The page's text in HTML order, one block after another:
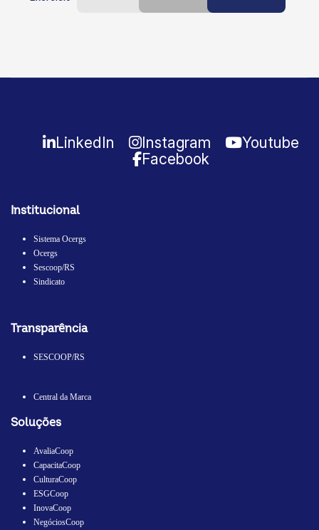
LinkedIn Instagram
Youtube
Facebook
Institucional
Sistema Ocergs
Ocergs
Sescoop/RS
Sindicato
Transparência
SESCOOP/RS
Central da Marca
Soluções
AvaliaCoop
CapacitaCoop
CulturaCoop
ESGCoop
InovaCoop
NegóciosCoop